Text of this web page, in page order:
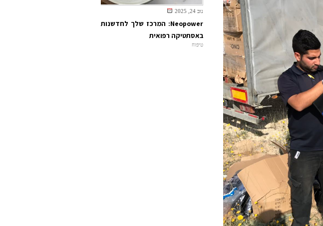
נוב 24, 2025
Neopower: המרכז שלך לחדשנות
באסתטיקה רפואית
טיפוח